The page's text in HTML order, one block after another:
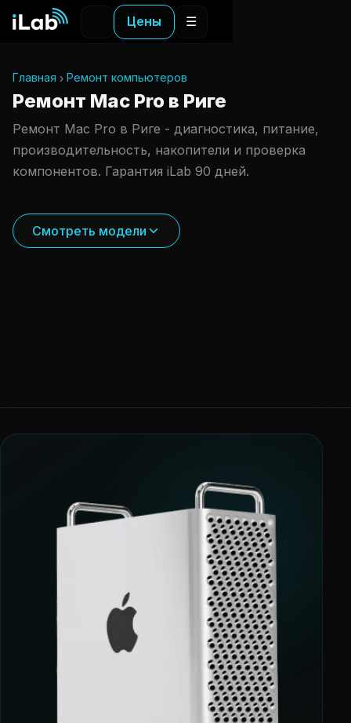
Цены ☰
Главная Ремонт компьютеров
Ремонт Mac Pro в Риге
Ремонт Mac Pro в Риге - диагностика, питание,
производительность, накопители и проверка
компонентов. Гарантия iLab 90 дней.
Смотреть модели